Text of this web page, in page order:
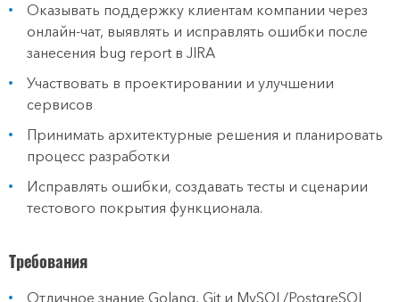
Оказывать поддержку клиентам компании через
онлайн-чат, выявлять и исправлять ошибки после
занесения bug report в JIRA
Участвовать в проектировании и улучшении
сервисов
Принимать архитектурные решения и планировать
процесс разработки
Исправлять ошибки, создавать тесты и сценарии
тестового покрытия функционала.
Требования
Отличное знание Golang, Git и MySQL/PostgreSQL